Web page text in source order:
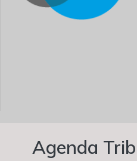
Agenda